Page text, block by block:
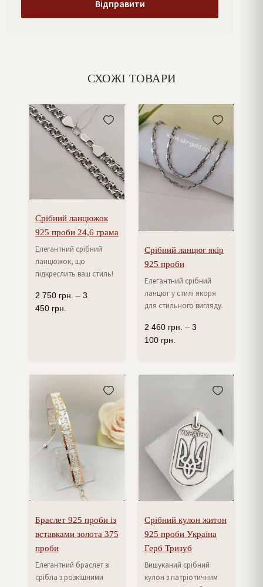
СХОЖІ ТОВАРИ
Срібний ланцюжок
925 проби 24,6 грама
Елегантний срібний
ланцюжок, що
підкреслить ваш стиль!
2 750 грн. – 3
450 грн.
Срібний ланцюг якір
925 проби
Елегантний срібний
ланцюг у стилі якоря
для стильного вигляду.
2 460 грн. – 3
100 грн.
Браслет 925 проби із
вставками золота 375
проби
Елегантний браслет зі
срібла з розкішними
Срібний кулон житон
925 проби Україна
Герб Тризуб
Вишуканий срібний
кулон з патріотичним